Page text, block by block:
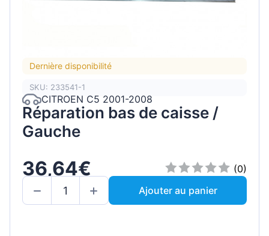
Dernière disponibilité
SKU: 233541-1
CITROEN C5 2001-2008
Réparation bas de caisse /
Gauche
36,64€
(0)
Ajouter au panier